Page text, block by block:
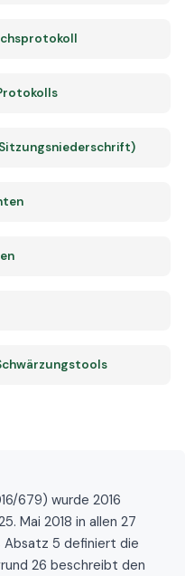
679) wurde 2016
Mai 2018 in allen 27
Absatz 5 definiert die
26 beschreibt den